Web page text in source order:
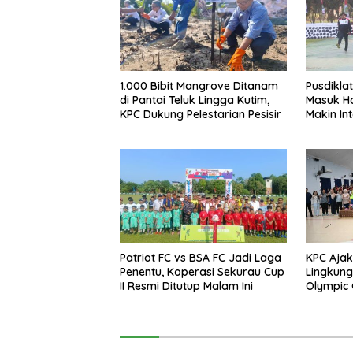
1.000 Bibit Mangrove Ditanam
di Pantai Teluk Lingga Kutim,
KPC Dukung Pelestarian Pesisir
Masuk
Makin
Patriot FC vs BSA FC Jadi Laga
Penentu, Koperasi Sekurau Cup
II Resmi Ditutup Malam Ini
KPC
Olympic